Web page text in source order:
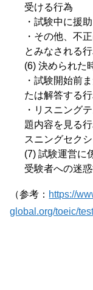
受ける行為
・試験中に援
・その他、不
とみなされる
(6) 決められた
・試験開始前
たは解答する
・リスニング
題内容を見る
スニングセク
(7) 試験運営に
受験者への迷惑
（参考： https://
global.org/toeic/